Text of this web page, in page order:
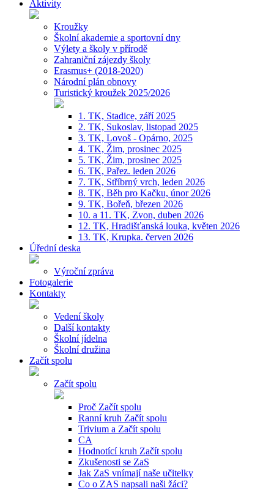
Aktivity
Kroužky
Školní akademie a sportovní dny
Výlety a školy v přírodě
Zahraniční zájezdy školy
Erasmus+ (2018-2020)
Národní plán obnovy
Turistický kroužek 2025/2026
1. TK, Stadice, září 2025
2. TK, Sukoslav, listopad 2025
3. TK, Lovoš - Opárno, 2025
4. TK, Žim, prosinec 2025
5. TK, Žim, prosinec 2025
6. TK, Pařez. leden 2026
7. TK, Stříbrný vrch, leden 2026
8. TK, Běh pro Kačku, únor 2026
9. TK, Bořeň, březen 2026
10. a 11. TK, Zvon, duben 2026
12. TK, Hradišťanská louka, květen 2026
13. TK, Krupka. červen 2026
Úřední deska
Výroční zpráva
Fotogalerie
Kontakty
Vedení školy
Další kontakty
Školní jídelna
Školní družina
Začít spolu
Začít spolu
Proč Začít spolu
Ranní kruh Začít spolu
Trivium a Začít spolu
CA
Hodnotící kruh Začít spolu
Zkušenosti se ZaS
Jak ZaS vnímají naše učitelky
Co o ZAS napsali naši žáci?